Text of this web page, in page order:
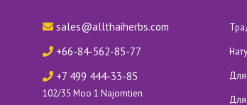
sales@allthaiherbs.com
+66-84-562-85-77
+7 499 444-33-85
102/35 Moo 1 Najomtien